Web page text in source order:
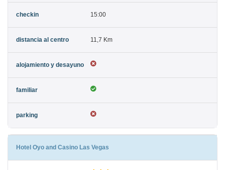
15:00
11,7 Km
Hotel Oyo and Casino Las Vegas